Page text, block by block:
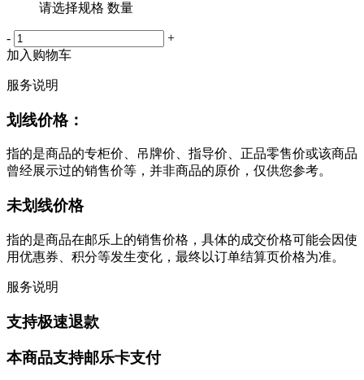
请选择规格 数量
-
+
加入购物车
服务说明
划线价格：
指的是商品的专柜价、吊牌价、指导价、正品零售价或该商品
曾经展示过的销售价等，并非商品的原价，仅供您参考。
未划线价格
指的是商品在邮乐上的销售价格，具体的成交价格可能会因使
用优惠券、积分等发生变化，最终以订单结算页价格为准。
服务说明
支持极速退款
本商品支持邮乐卡支付